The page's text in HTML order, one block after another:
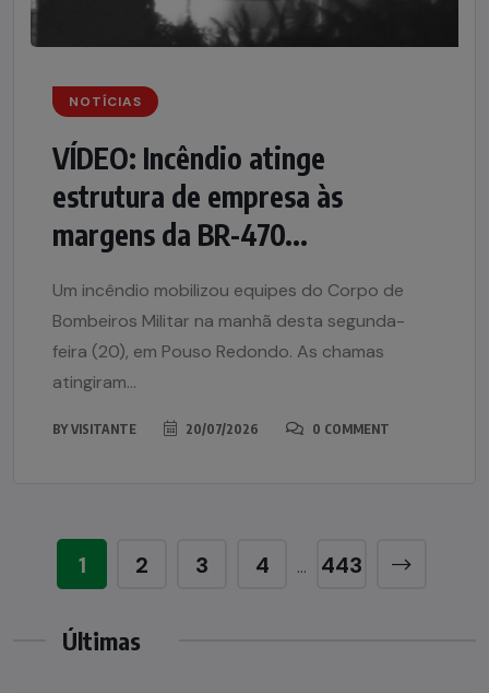
NOTÍCIAS
VÍDEO: Incêndio atinge
estrutura de empresa às
margens da BR-470...
Um incêndio mobilizou equipes do Corpo de
Bombeiros Militar na manhã desta segunda-
feira (20), em Pouso Redondo. As chamas
atingiram...
BYVISITANTE 20/07/2026 0 COMMENT
1 2 3 4 … 443
Últimas